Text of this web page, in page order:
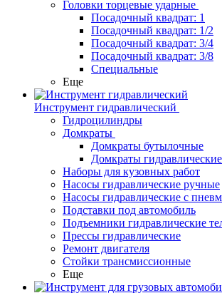
Головки торцевые ударные
Посадочный квадрат: 1
Посадочный квадрат: 1/2
Посадочный квадрат: 3/4
Посадочный квадрат: 3/8
Специальные
Еще
Инструмент гидравлический
Гидроцилиндры
Домкраты
Домкраты бутылочные
Домкраты
Наборы для кузовных работ
Насосы гидравлические ручные
Насосы гидравлические с
Подставки под автомобиль
Подъемники гидравлические
Прессы гидравлические
Ремонт двигателя
Стойки трансмиссионные
Еще